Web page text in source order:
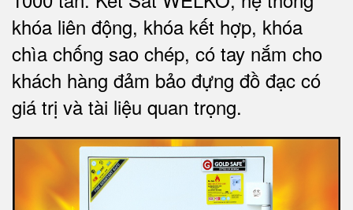
khóa liên động, khóa kết hợp, khóa
chìa chống sao chép, có tay nắm cho
khách hàng đảm bảo đựng đồ đạc có
giá trị và tài liệu quan trọng.